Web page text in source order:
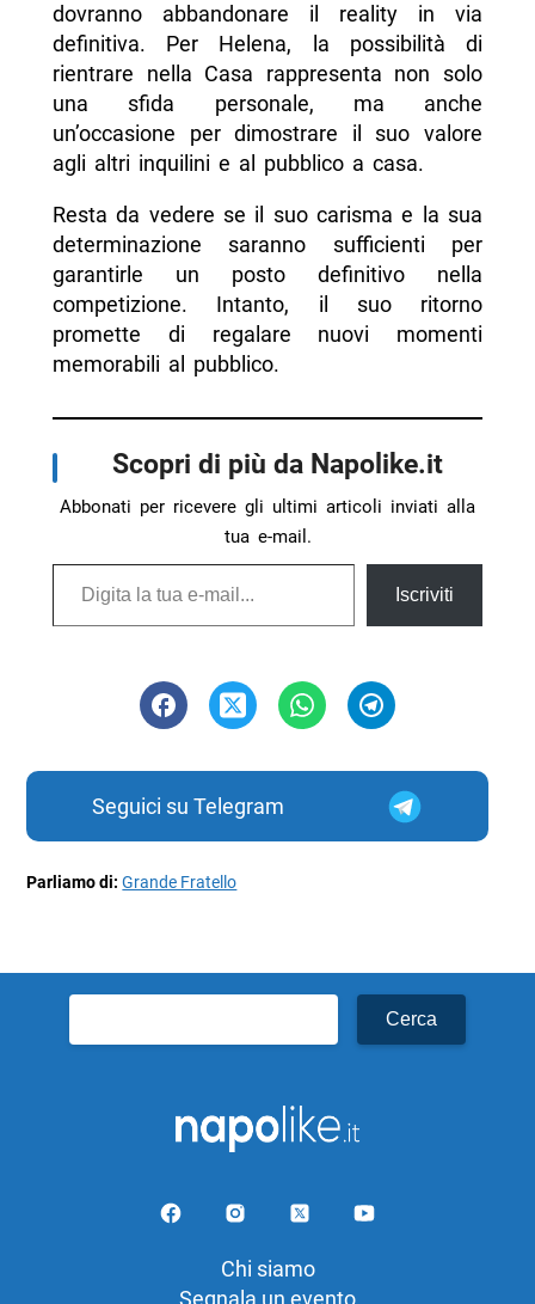
dovranno abbandonare il reality in via
definitiva. Per Helena, la possibilità di
rientrare nella Casa rappresenta non solo
una sfida personale, ma anche
un’occasione per dimostrare il suo valore
agli altri inquilini e al pubblico a casa.
Resta da vedere se il suo carisma e la sua
determinazione saranno sufficienti per
garantirle un posto definitivo nella
competizione. Intanto, il suo ritorno
promette di regalare nuovi momenti
memorabili al pubblico.
Scopri di più da Napolike.it
Abbonati per ricevere gli ultimi articoli inviati alla
tua e-mail.
Digita la tua e-mail...
Iscriviti
Seguici su Telegram
Parliamo di:Grande Fratello
per:
Chi siamo
Segnala un evento